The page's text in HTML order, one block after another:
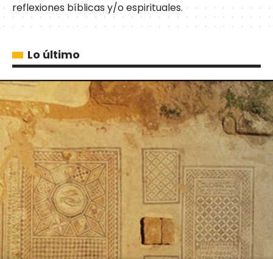
reflexiones bíblicas y/o espirituales.
Lo último